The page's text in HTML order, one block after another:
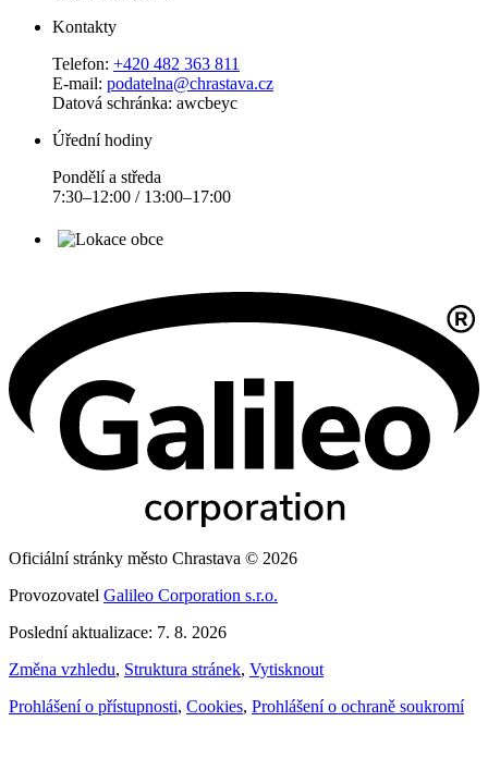
Kontakty
Telefon: +420 482 363 811
E-mail: podatelna@chrastava.cz
Datová schránka: awcbeyc
Úřední hodiny
Pondělí a středa
7:30–12:00 / 13:00–17:00
Oficiální stránky město Chrastava © 2026
Provozovatel Galileo Corporation s.r.o.
Poslední aktualizace: 7. 8. 2026
Změna vzhledu, Struktura stránek, Vytisknout
Prohlášení o přístupnosti, Cookies, Prohlášení o ochraně soukromí